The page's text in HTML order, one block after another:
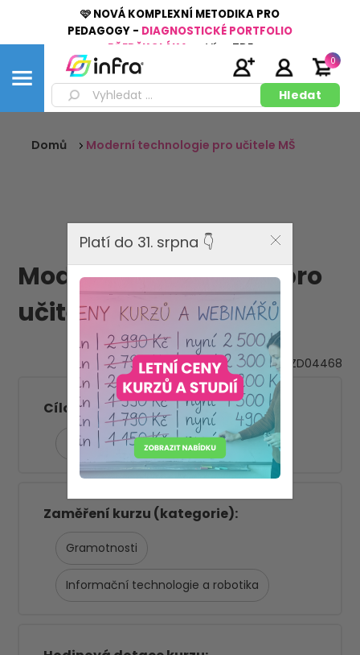
🩷 NOVÁ KOMPLEXNÍ METODIKA PRO
PEDAGOGY - DIAGNOSTICKÉ PORTFOLIO
PŘEDŠKOLÁKA
Více ZDE
0
Domů Moderní technologie pro učitele MŠ
Moderní technologie pro
učitele MŠ
VZD04468
Cílová skupina MŠ
Ředitelé škol a management
Zaměření kurzu (kategorie)
Gramotnosti
Informační technologie a robotika
Platí do 31. srpna 👇